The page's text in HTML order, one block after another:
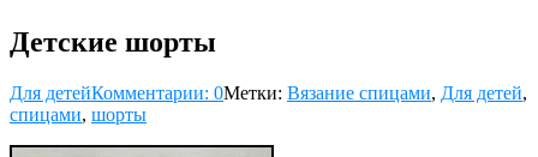
Детские шорты
Для детейКомментарии: 0Метки: Вязание спицами, Для детей,
спицами, шорты